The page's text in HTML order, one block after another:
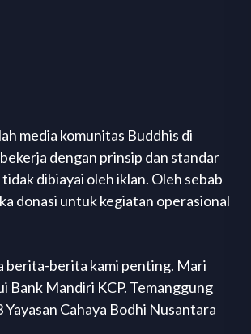
media komunitas Buddhis di
dengan prinsip dan standar
dibiayai oleh iklan. Oleh sebab
donasi untuk kegiatan operasional
berita-berita kami penting. Mari
Bank Mandiri KCP. Temanggung
Cahaya Bodhi Nusantara